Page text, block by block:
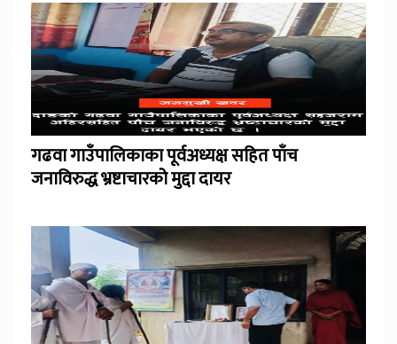
गढवा गाउँपालिकाका पूर्वअध्यक्ष सहित पाँच
जनाविरुद्ध भ्रष्टाचारको मुद्दा दायर